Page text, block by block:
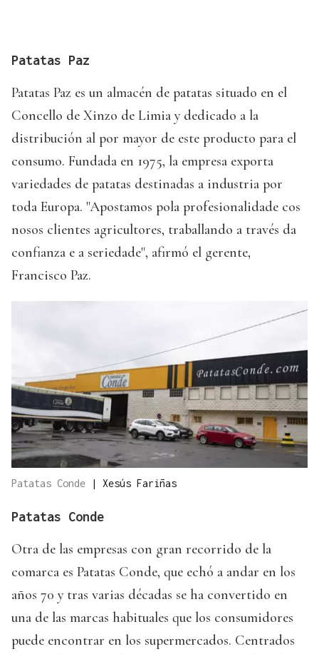
Patatas Paz
Patatas Paz es un almacén de patatas situado en el
Concello de Xinzo de Limia y dedicado a la
distribución al por mayor de este producto para el
consumo. Fundada en 1975, la empresa exporta
variedades de patatas destinadas a industria por
toda Europa. "Apostamos pola profesionalidade cos
nosos clientes agricultores, traballando a través da
confianza e a seriedade", afirmó el gerente,
Francisco Paz.
Patatas Conde | Xesús Fariñas
Patatas Conde
Otra de las empresas con gran recorrido de la
comarca es Patatas Conde, que echó a andar en los
años 70 y tras varias décadas se ha convertido en
una de las marcas habituales que los consumidores
puede encontrar en los supermercados. Centrados